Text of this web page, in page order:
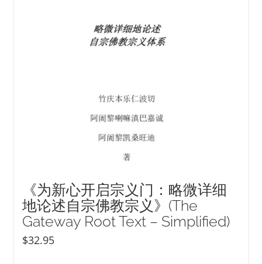
《为新心开启宗义门：略微详细
地论述自宗佛教宗义》(The
Gateway Root Text – Simplified)
$32.95